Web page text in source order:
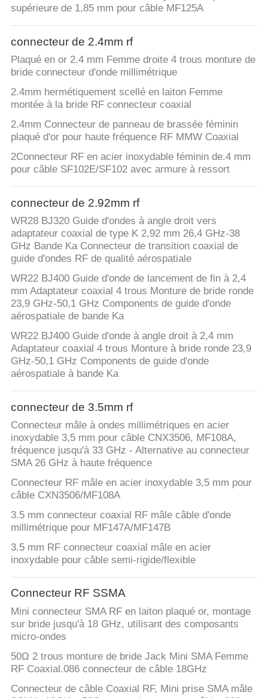
supérieure de 1,85 mm pour câble MF125A
connecteur de 2.4mm rf
Plaqué en or 2.4 mm Femme droite 4 trous monture de
bride connecteur d'onde millimétrique
2.4mm hermétiquement scellé en laiton Femme
montée à la bride RF connecteur coaxial
2.4mm Connecteur de panneau de brassée féminin
plaqué d'or pour haute fréquence RF MMW Coaxial
2Connecteur RF en acier inoxydable féminin de.4 mm
pour câble SF102E/SF102 avec armure à ressort
connecteur de 2.92mm rf
WR28 BJ320 Guide d'ondes à angle droit vers
adaptateur coaxial de type K 2,92 mm 26,4 GHz-38
GHz Bande Ka Connecteur de transition coaxial de
guide d'ondes RF de qualité aérospatiale
WR22 BJ400 Guide d'onde de lancement de fin à 2,4
mm Adaptateur coaxial 4 trous Monture de bride ronde
23,9 GHz-50,1 GHz Components de guide d'onde
aérospatiale de bande Ka
WR22 BJ400 Guide d'onde à angle droit à 2,4 mm
Adaptateur coaxial 4 trous Monture à bride ronde 23,9
GHz-50,1 GHz Components de guide d'onde
aérospatiale à bande Ka
connecteur de 3.5mm rf
Connecteur mâle à ondes millimétriques en acier
inoxydable 3,5 mm pour câble CNX3506, MF108A,
fréquence jusqu'à 33 GHz - Alternative au connecteur
SMA 26 GHz à haute fréquence
Connecteur RF mâle en acier inoxydable 3,5 mm pour
câble CXN3506/MF108A
3.5 mm connecteur coaxial RF mâle câble d'onde
millimétrique pour MF147A/MF147B
3.5 mm RF connecteur coaxial mâle en acier
inoxydable pour câble semi-rigide/flexible
Connecteur RF SSMA
Mini connecteur SMA RF en laiton plaqué or, montage
sur bride jusqu'à 18 GHz, utilisant des composants
micro-ondes
50Ω 2 trous monture de bride Jack Mini SMA Femme
RF Coaxial.086 connecteur de câble 18GHz
Connecteur de câble Coaxial RF, Mini prise SMA mâle